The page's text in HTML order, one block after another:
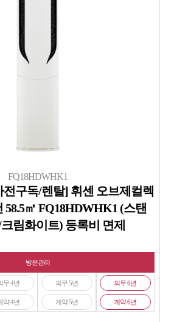
FQ18HDWHK1
구독/렌탈] 휘센 오브제컬렉
58.5㎡ FQ18HDWHK1 (스탠
림화이트) 등록비 면제
방문관리
무 4년
약 4년
의무 5년
계약 5년
의무 6년
계약 6년